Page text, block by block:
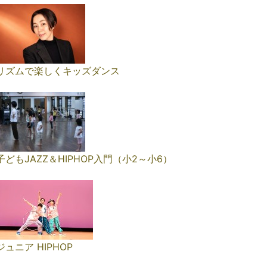
ズムで楽しくキッズダンス
どもJAZZ＆HIPHOP入門（小2～小6）
ュニア HIPHOP